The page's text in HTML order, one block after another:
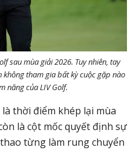
sau mùa giải 2026. Tuy nhiên, tay
tham gia bất kỳ cuộc gặp nào
năng của LIV Golf.
thời điểm khép lại mùa
là cột mốc quyết định sự
từng làm rung chuyển